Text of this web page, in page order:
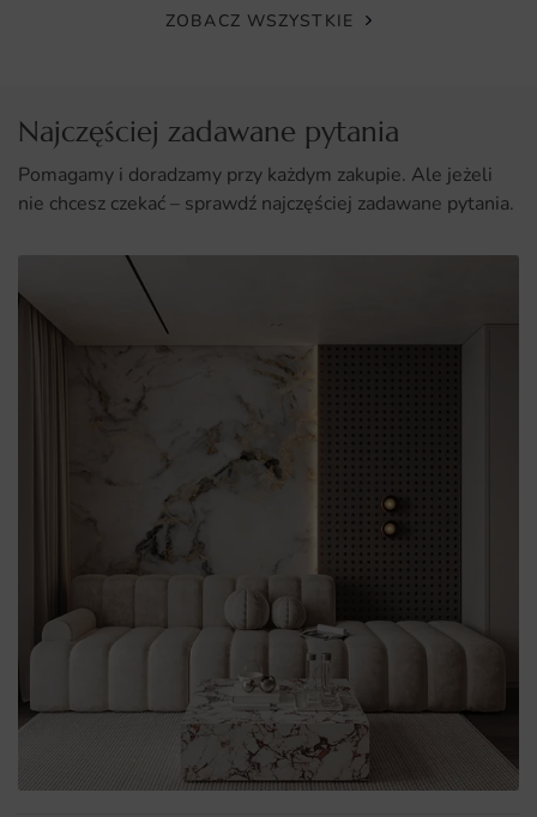
dopasowanie do przestrzeni.
ZOBACZ WSZYSTKIE
Najczęściej zadawane pytania
Pomagamy i doradzamy przy każdym zakupie. Ale jeżeli
nie chcesz czekać – sprawdź najczęściej zadawane pytania.